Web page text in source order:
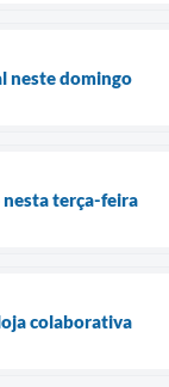
neste domingo
nesta terça-feira
colaborativa